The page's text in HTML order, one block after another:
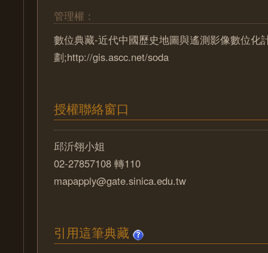
管理權：
數位典藏-近代中國歷史地圖與遙測影像數位化
劃;http://gis.ascc.net/soda
授權聯絡窗口
邱沂翎小姐
02-27857108 轉110
mapapply@gate.sinica.edu.tw
引用這筆典藏